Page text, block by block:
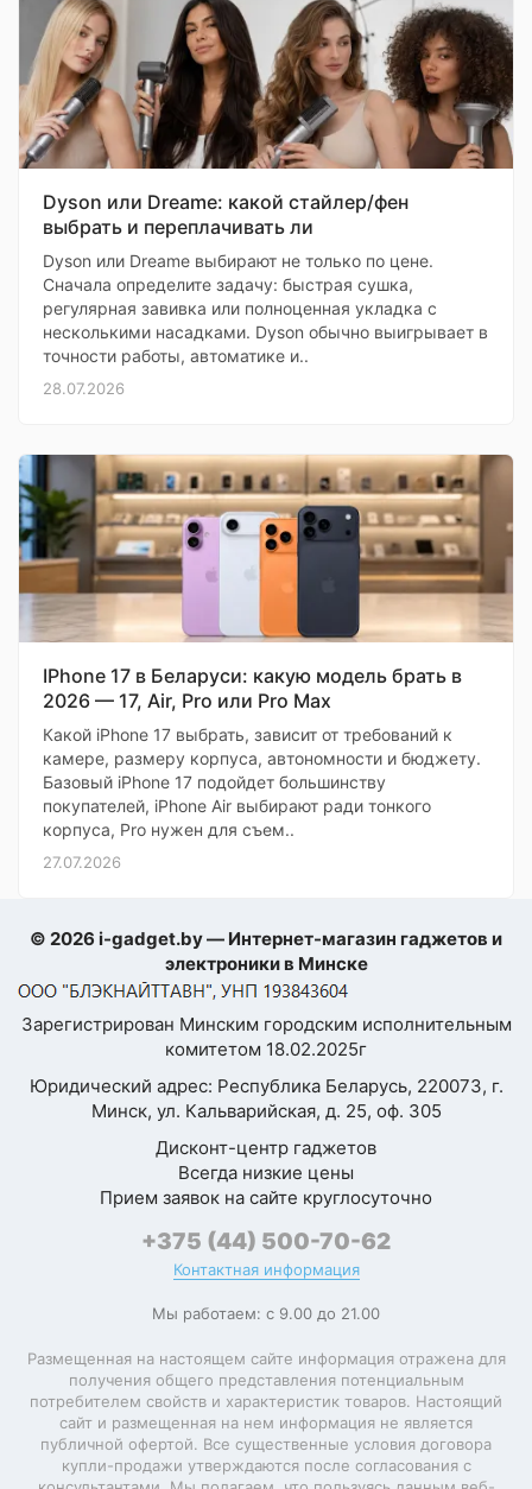
Dyson или Dreame: какой стайлер/фен
выбрать и переплачивать ли
Dyson или Dreame выбирают не только по цене.
Сначала определите задачу: быстрая сушка,
регулярная завивка или полноценная укладка с
несколькими насадками. Dyson обычно выигрывает в
точности работы, автоматике и..
28.07.2026
IPhone 17 в Беларуси: какую модель брать в
2026 — 17, Air, Pro или Pro Max
Какой iPhone 17 выбрать, зависит от требований к
камере, размеру корпуса, автономности и бюджету.
Базовый iPhone 17 подойдет большинству
покупателей, iPhone Air выбирают ради тонкого
корпуса, Pro нужен для съем..
27.07.2026
© 2026 i-gadget.by — Интернет-магазин гаджетов и
электроники в Минске
Зарегистрирован Минским городским исполнительным
комитетом 18.02.2025г
Юридический адрес: Республика Беларусь, 220073, г.
Минск, ул. Кальварийская, д. 25, оф. 305
Дисконт-центр гаджетов
Всегда низкие цены
Прием заявок на сайте круглосуточно
+375 (44) 500-70-62
Контактная информация
Мы работаем: с 9.00 до 21.00
Размещенная на настоящем сайте информация отражена для
получения общего представления потенциальным
потребителем свойств и характеристик товаров. Настоящий
сайт и размещенная на нем информация не является
публичной офертой. Все существенные условия договора
купли-продажи утверждаются после согласования с